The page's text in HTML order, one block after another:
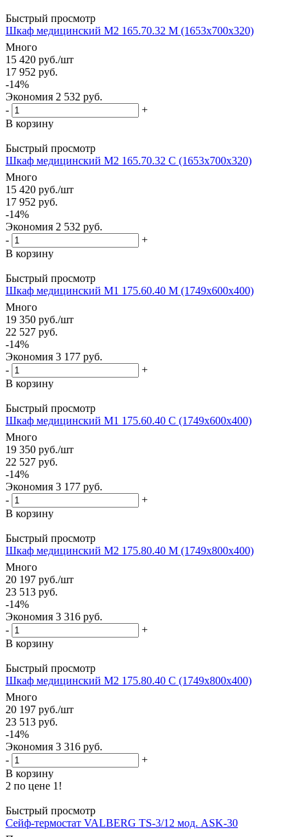
Быстрый просмотр
Шкаф медицинский М2 165.70.32 М (1653x700x320)
Много
15 420 руб./шт
17 952 руб.
-14%
Экономия 2 532 руб.
-
+
В корзину
Быстрый просмотр
Шкаф медицинский М2 165.70.32 С (1653x700x320)
Много
15 420 руб./шт
17 952 руб.
-14%
Экономия 2 532 руб.
-
+
В корзину
Быстрый просмотр
Шкаф медицинский М1 175.60.40 М (1749x600x400)
Много
19 350 руб./шт
22 527 руб.
-14%
Экономия 3 177 руб.
-
+
В корзину
Быстрый просмотр
Шкаф медицинский М1 175.60.40 С (1749x600x400)
Много
19 350 руб./шт
22 527 руб.
-14%
Экономия 3 177 руб.
-
+
В корзину
Быстрый просмотр
Шкаф медицинский М2 175.80.40 М (1749x800x400)
Много
20 197 руб./шт
23 513 руб.
-14%
Экономия 3 316 руб.
-
+
В корзину
Быстрый просмотр
Шкаф медицинский М2 175.80.40 С (1749x800x400)
Много
20 197 руб./шт
23 513 руб.
-14%
Экономия 3 316 руб.
-
+
В корзину
2 по цене 1!
Быстрый просмотр
Сейф-термостат VALBERG TS-3/12 мод. ASK-30